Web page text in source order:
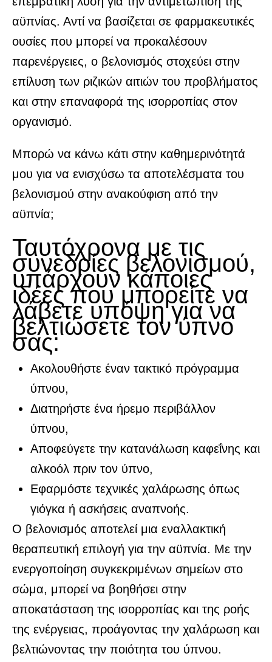
αϋπνίας. Αντί να βασίζεται σε φαρμακευτικές
ουσίες που μπορεί να προκαλέσουν
παρενέργειες, ο βελονισμός στοχεύει στην
επίλυση των ριζικών αιτιών του προβλήματος
και στην επαναφορά της ισορροπίας στον
οργανισμό.
Μπορώ να κάνω κάτι στην καθημερινότητά
μου για να ενισχύσω τα αποτελέσματα του
βελονισμού στην ανακούφιση από την
αϋπνία;
Ταυτόχρονα με τις
συνεδρίες βελονισμού,
υπάρχουν κάποιες
ιδέες που μπορείτε να
λάβετε υπόψη για να
βελτιώσετε τον ύπνο
σας:
Ακολουθήστε έναν τακτικό πρόγραμμα
ύπνου,
Διατηρήστε ένα ήρεμο περιβάλλον
ύπνου,
Αποφεύγετε την κατανάλωση καφεΐνης και
αλκοόλ πριν τον ύπνο,
Εφαρμόστε τεχνικές χαλάρωσης όπως
γιόγκα ή ασκήσεις αναπνοής.
Ο βελονισμός αποτελεί μια εναλλακτική
θεραπευτική επιλογή για την αϋπνία. Με την
ενεργοποίηση συγκεκριμένων σημείων στο
σώμα, μπορεί να βοηθήσει στην
αποκατάσταση της ισορροπίας και της ροής
της ενέργειας, προάγοντας την χαλάρωση και
βελτιώνοντας την ποιότητα του ύπνου.